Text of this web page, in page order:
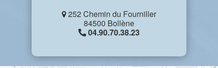
252 Chemin du Fourniller
84500 Bollène
04.90.70.38.23